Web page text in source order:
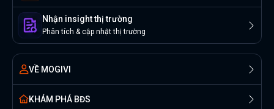
Nhận insight thị trường
Phân tích & cập nhật thị trường
VỀ MOGIVI
KHÁM PHÁ BĐS